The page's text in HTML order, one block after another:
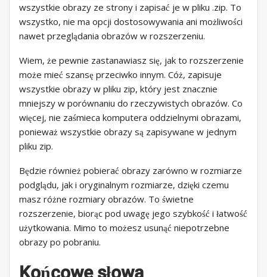
wszystkie obrazy ze strony i zapisać je w pliku .zip. To
wszystko, nie ma opcji dostosowywania ani możliwości
nawet przeglądania obrazów w rozszerzeniu.
Wiem, że pewnie zastanawiasz się, jak to rozszerzenie
może mieć szansę przeciwko innym. Cóż, zapisuje
wszystkie obrazy w pliku zip, który jest znacznie
mniejszy w porównaniu do rzeczywistych obrazów. Co
więcej, nie zaśmieca komputera oddzielnymi obrazami,
ponieważ wszystkie obrazy są zapisywane w jednym
pliku zip.
Będzie również pobierać obrazy zarówno w rozmiarze
podglądu, jak i oryginalnym rozmiarze, dzięki czemu
masz różne rozmiary obrazów. To świetne
rozszerzenie, biorąc pod uwagę jego szybkość i łatwość
użytkowania. Mimo to możesz usunąć niepotrzebne
obrazy po pobraniu.
Końcowe słowa